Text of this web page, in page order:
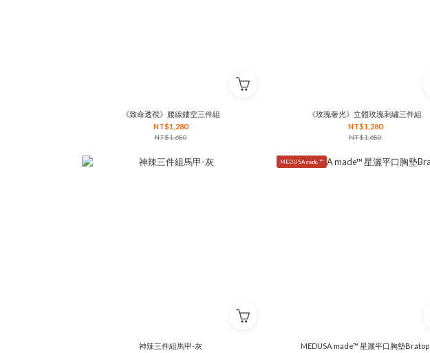
《致命透視》腰線鏤空三件組
NT$1,280
NT$1,680
《玫瑰奢光》立體玫瑰刺繡三件組
NT$1,280
NT$1,680
神辣三件組馬甲-灰
MEDUSA made ™
MEDUSA made™ 星灑平口胸墊Bratop